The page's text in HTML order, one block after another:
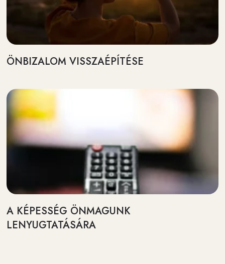
ÖNBIZALOM VISSZAÉPÍTÉSE
A KÉPESSÉG ÖNMAGUNK
LENYUGTATÁSÁRA